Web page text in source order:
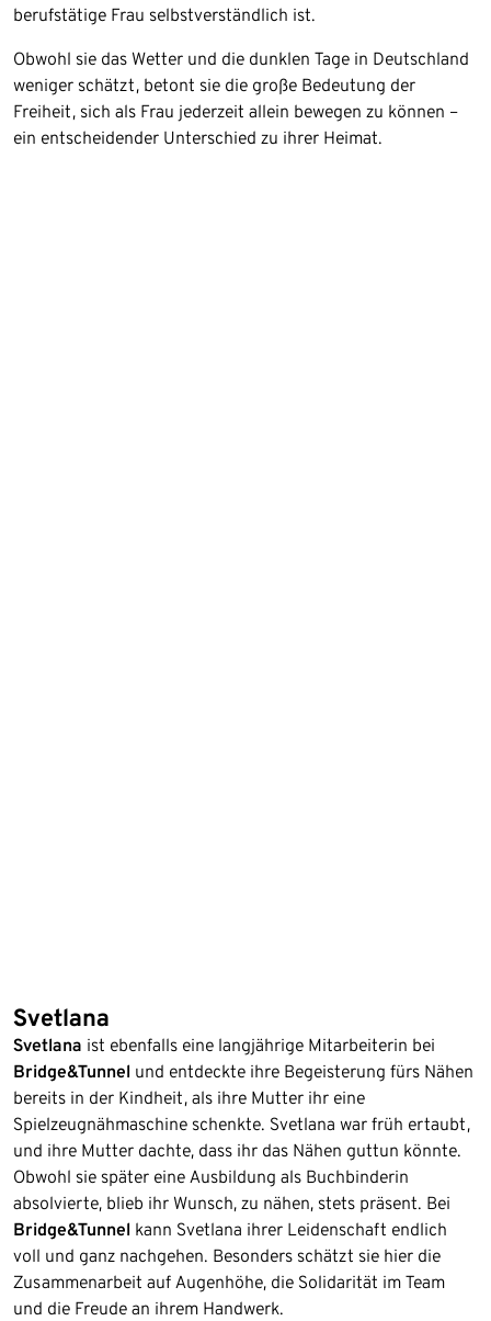
berufstätige Frau selbstverständlich ist. ​
Obwohl sie das Wetter und die dunklen Tage in Deutschland
weniger schätzt, betont sie die große Bedeutung der
Freiheit, sich als Frau jederzeit allein bewegen zu können –
ein entscheidender Unterschied zu ihrer Heimat.
Svetlana
Svetlana ist ebenfalls eine langjährige Mitarbeiterin bei
Bridge&Tunnel und entdeckte ihre Begeisterung fürs Nähen
bereits in der Kindheit, als ihre Mutter ihr eine
Spielzeugnähmaschine schenkte. Svetlana war früh ertaubt,
und ihre Mutter dachte, dass ihr das Nähen guttun könnte.
Obwohl sie später eine Ausbildung als Buchbinderin
absolvierte, blieb ihr Wunsch, zu nähen, stets präsent. Bei
Bridge&Tunnel kann Svetlana ihrer Leidenschaft endlich
voll und ganz nachgehen. Besonders schätzt sie hier die
Zusammenarbeit auf Augenhöhe, die Solidarität im Team
und die Freude an ihrem Handwerk.